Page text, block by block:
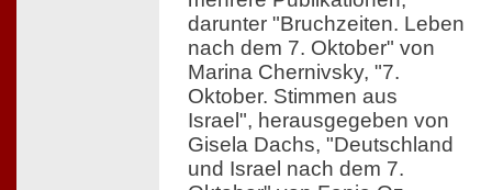
darunter "Bruchzeiten. Leben
nach dem 7. Oktober" von
Marina Chernivsky, "7.
Oktober. Stimmen aus
Israel", herausgegeben von
Gisela Dachs, "Deutschland
und Israel nach dem 7.